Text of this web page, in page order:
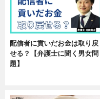
配信者に貢いだお金は取り戻
せる？【弁護士に聞く男女問
題】